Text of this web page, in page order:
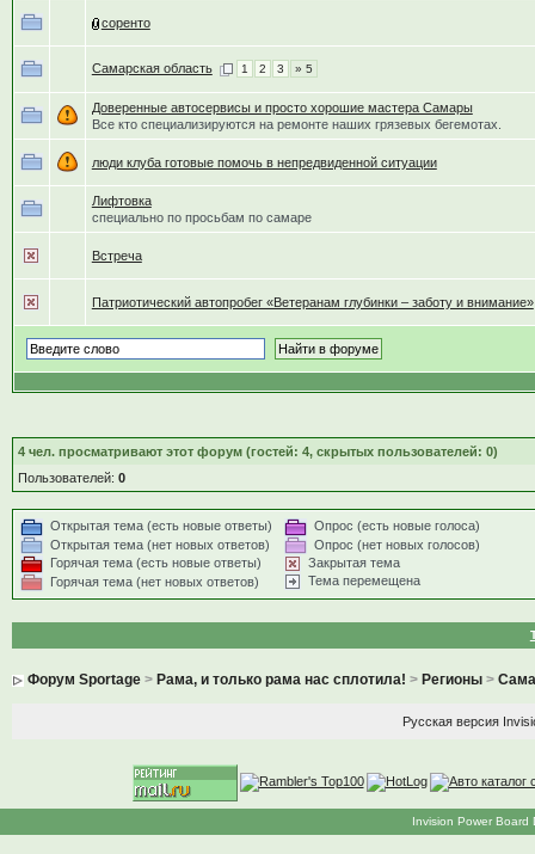
соренто
Самарская область 1 2 3 » 5
Доверенные автосервисы и просто хорошие мастера Самары
Все кто специализируются на ремонте наших грязевых бегемотах.
люди клуба готовые помочь в непредвиденной ситуации
Лифтовка
специально по просьбам по самаре
Встреча
Патриотический автопробег «Ветеранам глубинки – заботу и внимание»
4чел. просматривают этот форум (гостей: 4, скрытых пользователей: 0)
Пользователей: 0
Открытая тема (есть новые ответы)
Открытая тема (нет новых ответов)
Горячая тема (есть новые ответы)
Горячая тема (нет новых ответов)
Опрос (есть новые голоса)
Опрос (нет новых голосов)
Закрытая тема
Тема перемещена
Форум Sportage> Рама, и только рама нас сплотила! > Регионы>
Русская версия
Invision Power